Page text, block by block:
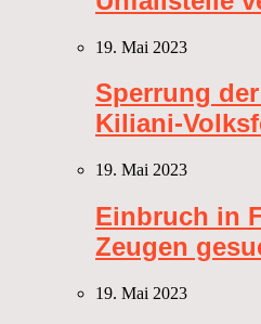
19. Mai 2023
Sperrung
Kiliani-
19. Mai 2023
Einbruch in
Zeugen
19. Mai 2023